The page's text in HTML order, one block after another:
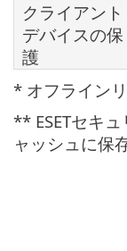
クライアント
デバイスの保
護
* オフライン
** ESETセキ
ャッシュに保